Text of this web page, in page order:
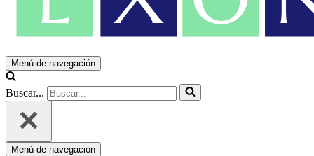
Menú de navegación
Buscar...
Menú de navegación